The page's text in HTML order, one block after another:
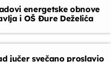
energetske obnove
i OŠ Đure Deželića
jučer svečano proslavio